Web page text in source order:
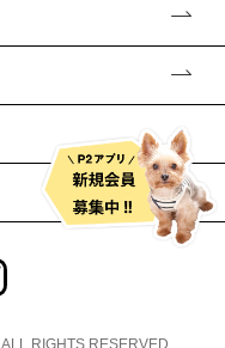
ALL RIGHTS RESERVED.